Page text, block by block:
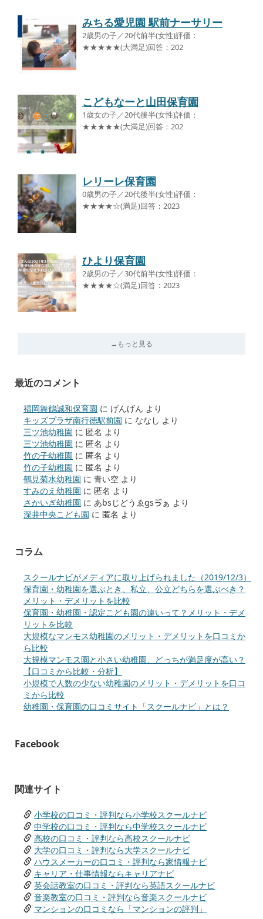
みちる愛児園 駅前ナーサリー
2歳男の子／20代前半(女性)評価：
★★★★★(大満足)回答：202
こどもなーと山田保育園
1歳女の子／20代後半(女性)評価：
★★★★★(大満足)回答：202
レリーレ保育園
0歳男の子／20代後半(女性)評価：
★★★★☆(満足)回答：2023
ひより保育園
2歳男の子／30代前半(女性)評価：
★★★★☆(満足)回答：2023
→もっと見る
最近のコメント
福岡舞鶴誠和保育園 に げんげん より
キッズプラザ南行徳駅前園 に ななし より
三ツ池幼稚園 に 匿名 より
三ツ池幼稚園 に 匿名 より
竹の子幼稚園 に 匿名 より
竹の子幼稚園 に 匿名 より
鶴見菊水幼稚園 に 青い空 より
すみのえ幼稚園 に 匿名 より
さかいぎ幼稚園 に あbsじどうゑgsゔぁ より
深井中央こども園 に 匿名 より
コラム
スクールナビがメディアに取り上げられました（2019/12/3）
保育園・幼稚園を選ぶとき、私立、公立どちらを選ぶべき？
メリット・デメリットを比較
保育園・幼稚園・認定こども園の違いって？メリット・デメ
リットを比較
大規模なマンモス幼稚園のメリット・デメリットを口コミか
ら比較
大規模マンモス園と小さい幼稚園、どっちが満足度が高い？
【口コミから比較・分析】
小規模で人数の少ない幼稚園のメリット・デメリットを口コ
ミから比較
幼稚園・保育園の口コミサイト「スクールナビ」とは？
Facebook
関連サイト
小学校の口コミ・評判なら小学校スクールナビ
中学校の口コミ・評判なら中学校スクールナビ
高校の口コミ・評判なら高校スクールナビ
大学の口コミ・評判なら大学スクールナビ
ハウスメーカーの口コミ・評判なら家情報ナビ
キャリア・仕事情報ならキャリアナビ
英会話教室の口コミ・評判なら英語スクールナビ
音楽教室の口コミ・評判なら音楽スクールナビ
マンションの口コミなら「マンションの評判」